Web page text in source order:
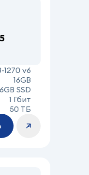
1270 v6
16GB
SSD
1 Гбит
50 ТБ